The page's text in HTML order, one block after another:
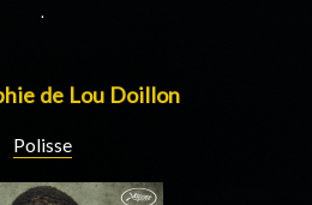
.
de Lou Doillon
Polisse